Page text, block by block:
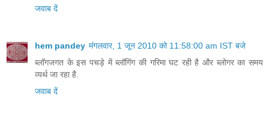
जवाब दें
hem pandey मंगलवार, 1 जून 2010 को 11:58:00 am IST बजे
ब्लॉगजगत के इस पचड़े में ब्लॉगिंग की गरिमा घट रही है और ब्लोगर का समय
व्यर्थ जा रहा है.
जवाब दें